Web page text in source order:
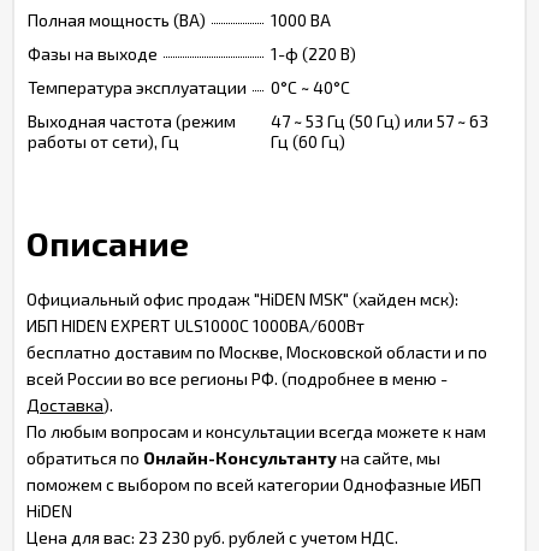
Полная мощность (ВА)
1000 ВА
Фазы на выходе
1-ф (220 В)
Температура эксплуатации
0°C ~ 40°C
Выходная частота (режим
работы от сети), Гц
47 ~ 53 Гц (50 Гц) или 57 ~ 63
Гц (60 Гц)
Описание
Официальный офис продаж "HiDEN MSK" (хайден мск):
ИБП HIDEN EXPERT ULS1000C 1000ВА/600Вт
бесплатно доставим по Москве, Московской области и по
всей России во все регионы РФ. (подробнее в меню -
Доставка).
По любым вопросам и консультации всегда можете к нам
обратиться по Онлайн-Консультантуна сайте, мы
поможем с выбором по всей категории Однофазные ИБП
HiDEN
Цена для вас: 23 230 руб. рублей с учетом НДС.